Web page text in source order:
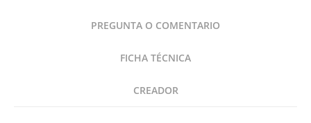
PREGUNTA O COMENTARIO
FICHA TÉCNICA
CREADOR